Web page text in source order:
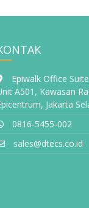
Epiwalk Office
A501, Kawasan
Jakarta
0816-5455-002
sales@dtecs.co.id